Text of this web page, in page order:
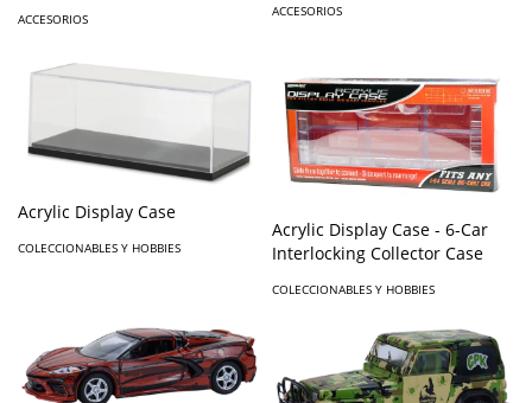
ACCESORIOS
ACCESORIOS
Acrylic Display Case
COLECCIONABLES Y HOBBIES
Acrylic Display Case - 6-Car
Interlocking Collector Case
COLECCIONABLES Y HOBBIES